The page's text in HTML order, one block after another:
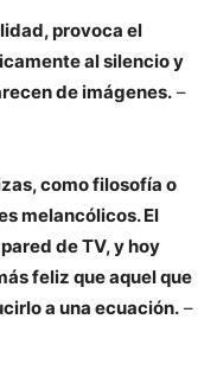
provoca el
al silencio y
de imágenes. –
como filosofía o
melancólicos. El
de TV, y hoy
feliz que aquel que
a una ecuación. –